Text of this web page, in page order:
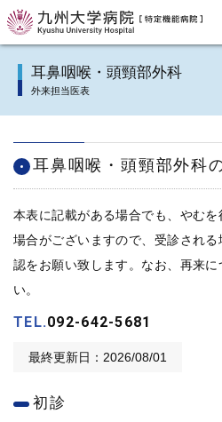
九州大学病院TOP
施設・サービス
病院について
交通アクセス
学内向け情報
耳鼻咽喉・頭頸部外科
外来担当医表
耳鼻咽喉・頭頸部外科
本表に記載がある場合でも、やむ
場合がございますので、受診され
認をお願い致します。なお、再来
い。
TEL.092-642-5681
最終更新日：2026/08/01
初診